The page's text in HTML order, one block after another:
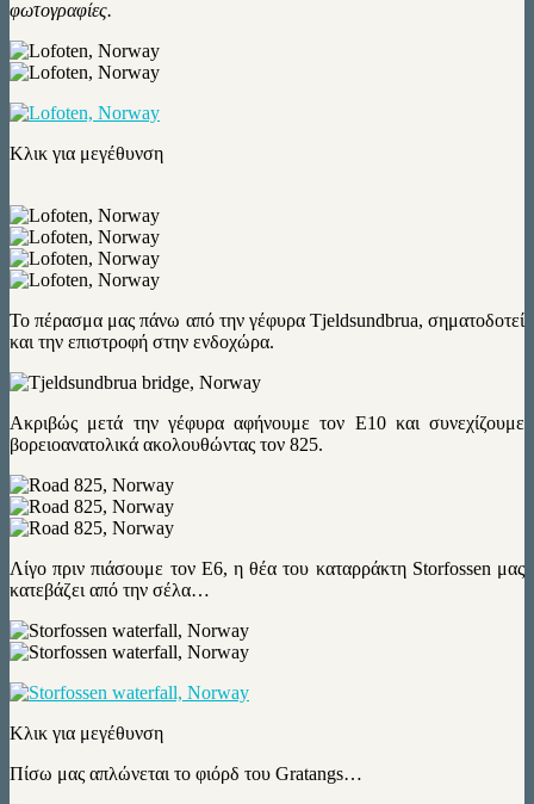
φωτογραφίες.
Κλικ για μεγέθυνση
Το πέρασμα μας πάνω από την γέφυρα Tjeldsundbrua, σηματοδοτεί
και την επιστροφή στην ενδοχώρα.
Ακριβώς μετά την γέφυρα αφήνουμε τον Ε10 και συνεχίζουμε
βορειοανατολικά ακολουθώντας τον 825.
Λίγο πριν πιάσουμε τον Ε6, η θέα του καταρράκτη Storfossen μας
κατεβάζει από την σέλα…
Κλικ για μεγέθυνση
Πίσω μας απλώνεται το φιόρδ του Gratangs…